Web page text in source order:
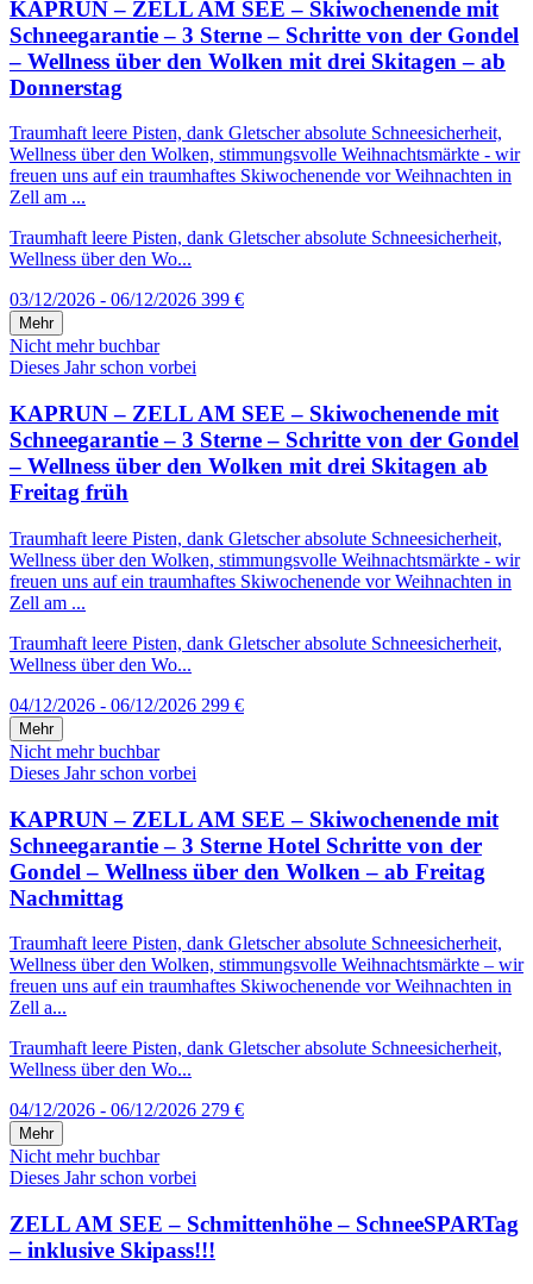
KAPRUN – ZELL AM SEE – Skiwochenende mit
Schneegarantie – 3 Sterne – Schritte von der Gondel
– Wellness über den Wolken mit drei Skitagen – ab
Donnerstag
Traumhaft leere Pisten, dank Gletscher absolute Schneesicherheit,
Wellness über den Wolken, stimmungsvolle Weihnachtsmärkte - wir
freuen uns auf ein traumhaftes Skiwochenende vor Weihnachten in
Zell am ...
Traumhaft leere Pisten, dank Gletscher absolute Schneesicherheit,
Wellness über den Wo...
03/12/2026 - 06/12/2026 399 €
Mehr
Nicht mehr buchbar
Dieses Jahr schon vorbei
KAPRUN – ZELL AM SEE – Skiwochenende mit
Schneegarantie – 3 Sterne – Schritte von der Gondel
– Wellness über den Wolken mit drei Skitagen ab
Freitag früh
Traumhaft leere Pisten, dank Gletscher absolute Schneesicherheit,
Wellness über den Wolken, stimmungsvolle Weihnachtsmärkte - wir
freuen uns auf ein traumhaftes Skiwochenende vor Weihnachten in
Zell am ...
Traumhaft leere Pisten, dank Gletscher absolute Schneesicherheit,
Wellness über den Wo...
04/12/2026 - 06/12/2026 299 €
Mehr
Nicht mehr buchbar
Dieses Jahr schon vorbei
KAPRUN – ZELL AM SEE – Skiwochenende mit
Schneegarantie – 3 Sterne Hotel Schritte von der
Gondel – Wellness über den Wolken – ab Freitag
Nachmittag
Traumhaft leere Pisten, dank Gletscher absolute Schneesicherheit,
Wellness über den Wolken, stimmungsvolle Weihnachtsmärkte – wir
freuen uns auf ein traumhaftes Skiwochenende vor Weihnachten in
Zell a...
Traumhaft leere Pisten, dank Gletscher absolute Schneesicherheit,
Wellness über den Wo...
04/12/2026 - 06/12/2026 279 €
Mehr
Nicht mehr buchbar
Dieses Jahr schon vorbei
ZELL AM SEE – Schmittenhöhe – SchneeSPARTag
– inklusive Skipass!!!